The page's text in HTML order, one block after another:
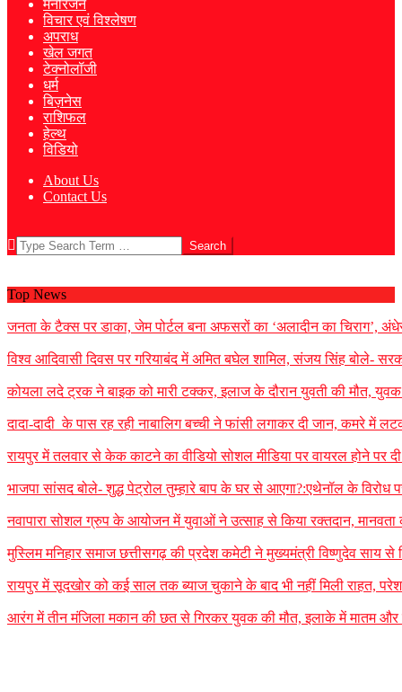
मनोरंजन
विचार एवं विश्लेषण
अपराध
खेल जगत
टेक्नोलॉजी
धर्म
बिज़नेस
राशिफल
हेल्थ
विडियो
About Us
Contact Us
Search
Top News
जनता के टैक्स पर डाका, जेम पोर्टल बना अफसरों का ‘अलादीन का चिराग’,
विश्व आदिवासी दिवस पर गरियाबंद में अमित बघेल शामिल, संजय सिंह बोले-
कोयला लदे ट्रक ने बाइक को मारी टक्कर, इलाज के दौरान युवती की मौत,
दादा-दादी के पास रह रही नाबालिग बच्ची ने फांसी लगाकर दी जान, कमरे में
रायपुर में तलवार से केक काटने का वीडियो सोशल मीडिया पर वायरल होने पर
भाजपा सांसद बोले- शुद्ध पेट्रोल तुम्हारे बाप के घर से आएगा?:एथेनॉल के
नवापारा सोशल ग्रुप के आयोजन में युवाओं ने उत्साह से किया रक्तदान, मानवता
मुस्लिम मनिहार समाज छत्तीसगढ़ की प्रदेश कमेटी ने मुख्यमंत्री विष्णुदेव साय से
रायपुर में सूदखोर को कई साल तक ब्याज चुकाने के बाद भी नहीं मिली राहत,
आरंग में तीन मंजिला मकान की छत से गिरकर युवक की मौत, इलाके में मातम